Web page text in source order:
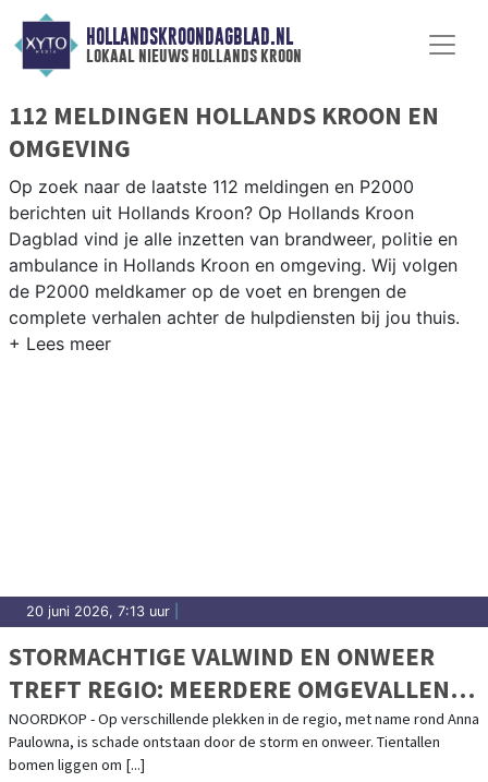
HOLLANDSKROONDAGBLAD.NL
lokaal nieuws hollands kroon
112 MELDINGEN HOLLANDS KROON EN
OMGEVING
Op zoek naar de laatste 112 meldingen en P2000
berichten uit Hollands Kroon? Op Hollands Kroon
Dagblad vind je alle inzetten van brandweer, politie en
ambulance in Hollands Kroon en omgeving. Wij volgen
de P2000 meldkamer op de voet en brengen de
complete verhalen achter de hulpdiensten bij jou thuis.
20 juni 2026, 7:13 uur
STORMACHTIGE VALWIND EN ONWEER
TREFT REGIO: MEERDERE OMGEVALLEN
BOMEN WEGGEHAALD
NOORDKOP - Op verschillende plekken in de regio, met name rond Anna
Paulowna, is schade ontstaan door de storm en onweer. Tientallen
bomen liggen om [...]